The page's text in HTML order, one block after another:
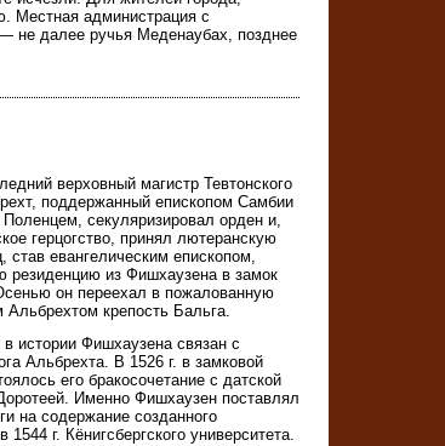
Местная администрация с
не далее ручья Меденаубах, позднее
верховный магистр Тевтонского
поддержанный епископом Самбии
секуляризировал орден и,
герцогство, принял лютеранскую
став евангелическим епископом,
резиденцию из Фишхаузена в замок
он переехал в пожалованную
Альбрехтом крепость Бальга.
истории Фишхаузена связан с
Альбрехта. В 1526 г. в замковой
его бракосочетание с датской
Именно Фишхаузен поставлял
на содержание созданного
г. Кёнигсбергского университета.